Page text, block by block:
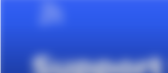
しくみをつくる
見た目を良くする
注目・定番の〇〇
アセットレビュー